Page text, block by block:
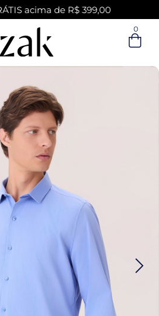
acima de R$ 399,00
0